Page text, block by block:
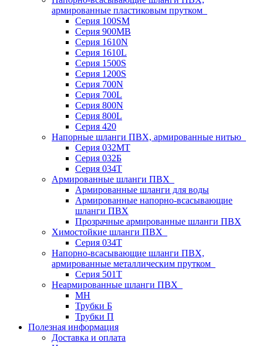
армированные пластиковым прутком
Серия 100SM
Серия 900MB
Серия 1610N
Серия 1610L
Серия 1500S
Серия 1200S
Серия 700N
Серия 700L
Серия 800N
Серия 800L
Серия 420
Напорные шланги ПВХ, армированные нитью
Серия 032МТ
Серия 032Б
Серия 034Т
Армированные шланги ПВХ
Армированные шланги для воды
Армированные напорно-всасывающие
шланги ПВХ
Прозрачные армированные шланги ПВХ
Химостойкие шланги ПВХ
Серия 034Т
Напорно-всасывающие шланги ПВХ,
армированные металлическим прутком
Серия 501T
Неармированные шланги ПВХ
МН
Трубки Б
Трубки П
Полезная информация
Доставка и оплата